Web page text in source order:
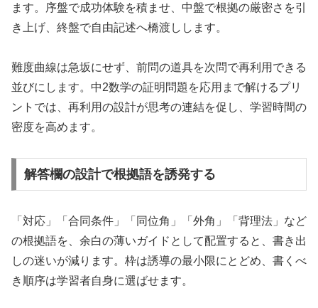
ます。序盤で成功体験を積ませ、中盤で根拠の厳密さを引
き上げ、終盤で自由記述へ橋渡しします。
難度曲線は急坂にせず、前問の道具を次問で再利用できる
並びにします。中2数学の証明問題を応用まで解けるプリ
ントでは、再利用の設計が思考の連結を促し、学習時間の
密度を高めます。
解答欄の設計で根拠語を誘発する
「対応」「合同条件」「同位角」「外角」「背理法」など
の根拠語を、余白の薄いガイドとして配置すると、書き出
しの迷いが減ります。枠は誘導の最小限にとどめ、書くべ
き順序は学習者自身に選ばせます。